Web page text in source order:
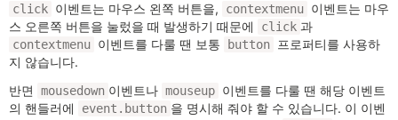
click 이벤트는 마우스 왼쪽 버튼을, contextmenu 이벤트는 마우
스 오른쪽 버튼을 눌렀을 때 발생하기 때문에
click 과
contextmenu 이벤트를 다룰 땐 보통 button
프로퍼티를 사용하
지 않습니다.
반면
mousedown 이벤트나 mouseup 이벤트를 다룰 땐 해당 이벤트
의 핸들러에
event.button 을 명시해 줘야 할 수 있습니다. 이 이벤